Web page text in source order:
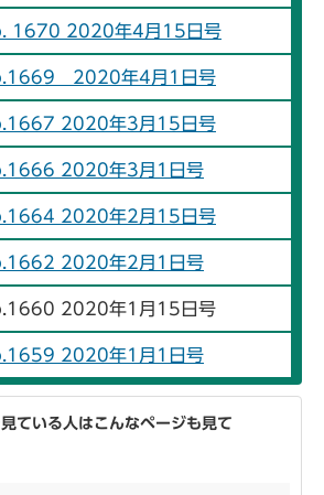
1670 2020年4月15日号
2020年4月1日号
2020年3月15日号
2020年3月1日号
2020年2月15日号
2020年2月1日号
2020年1月15日号
2020年1月1日号
ている人はこんなページも見て